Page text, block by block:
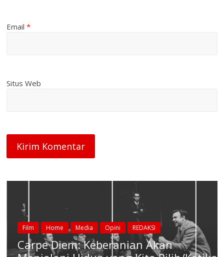
Email*
Situs Web
Film Home Media Opini REDAKSI
Carpe Diem: Keberanian Akan